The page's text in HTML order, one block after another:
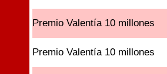
Premio Valentía 10 millones
Premio Valentía 10 millones